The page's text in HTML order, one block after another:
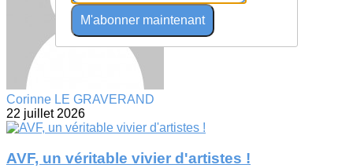
Corinne LE GRAVERAND
22 juillet 2026
AVF, un véritable vivier d'artistes !
M'abonner maintenant